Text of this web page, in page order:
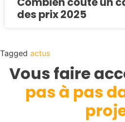
des prix 2025
Tagged actus
Vous faire
pas à pas